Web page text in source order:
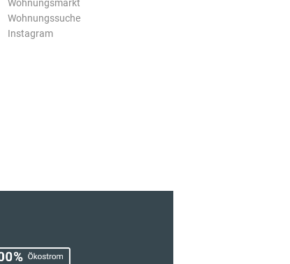
Wohnungsmarkt
Wohnungssuche
Instagram